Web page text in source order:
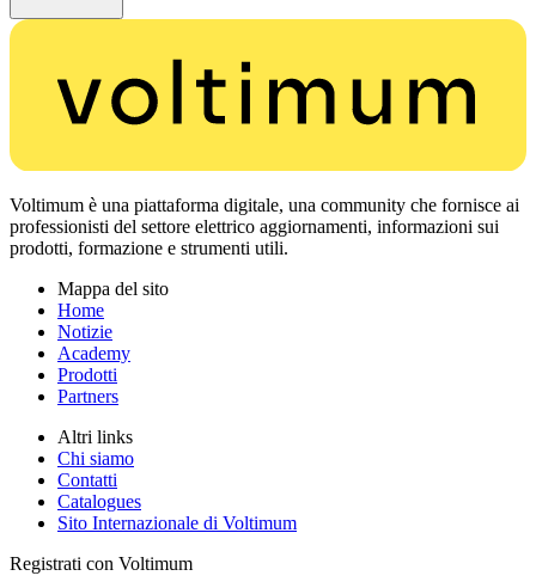
Voltimum è una piattaforma digitale, una community che fornisce ai
professionisti del settore elettrico aggiornamenti, informazioni sui
prodotti, formazione e strumenti utili.
Mappa del sito
Home
Notizie
Academy
Prodotti
Partners
Altri links
Chi siamo
Contatti
Catalogues
Sito Internazionale di Voltimum
Registrati con Voltimum